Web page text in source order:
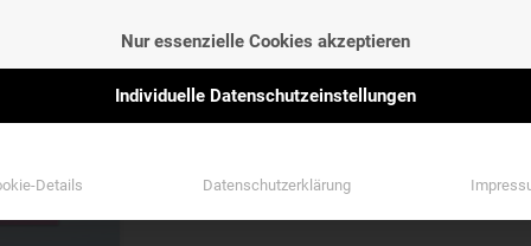
Nur essenzielle Cookies akzeptieren
Individuelle Datenschutzeinstellungen
Details Datenschutzerklärung